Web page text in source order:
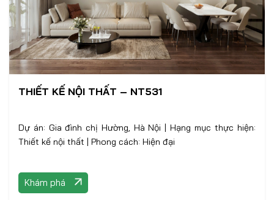
THIẾT KẾ NỘI THẤT – NT531
Dự án: Gia đình chị Hường, Hà Nội | Hạng mục thực hiện:
Thiết kế nội thất | Phong cách: Hiện đại
Khám phá